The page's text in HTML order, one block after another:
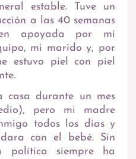
estable. Tuve un
a las 40 semanas
apoyada por mi
mi marido y, por
estuvo piel con piel
casa durante un mes
pero mi madre
todos los días y
con el bebé. Sin
política siempre ha